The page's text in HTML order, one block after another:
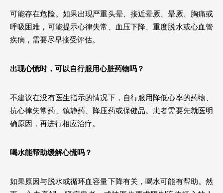
可能存在危险。如果出现严重头晕、接近晕厥、晕厥、胸痛或
呼吸困难，可能提示心律失常、血压下降、重度脱水或心血管
疾病，需要尽早接受评估。
出现心慌时，可以自行服用心脏药物吗？
不建议在没有医生指示的情况下，自行服用降低心率的药物、
抗心律失常药、镇静药、降压药或保健品。患者需要先就医明
确原因，再进行相应治疗。
喝水能帮助缓解心慌吗？
如果原因与脱水或循环血容量下降有关，喝水可能有帮助。然